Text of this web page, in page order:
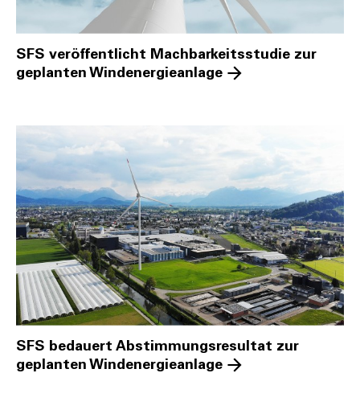
SFS veröffentlicht Machbarkeitsstudie zur
geplanten Windenergieanlage
SFS bedauert Abstimmungsresultat zur
geplanten Windenergieanlage